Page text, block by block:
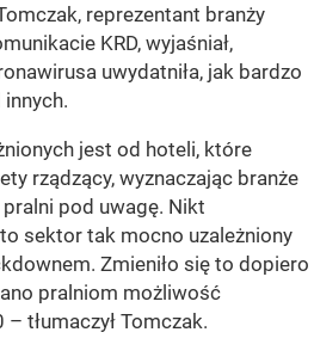
reprezentant branży
KRD, wyjaśniał,
uwydatniła, jak bardzo
jest od hoteli, które
rządzący, wyznaczając branże
pod uwagę. Nikt
sektor tak mocno uzależniony
Zmieniło się to dopiero
pralniom możliwość
tłumaczył Tomczak.